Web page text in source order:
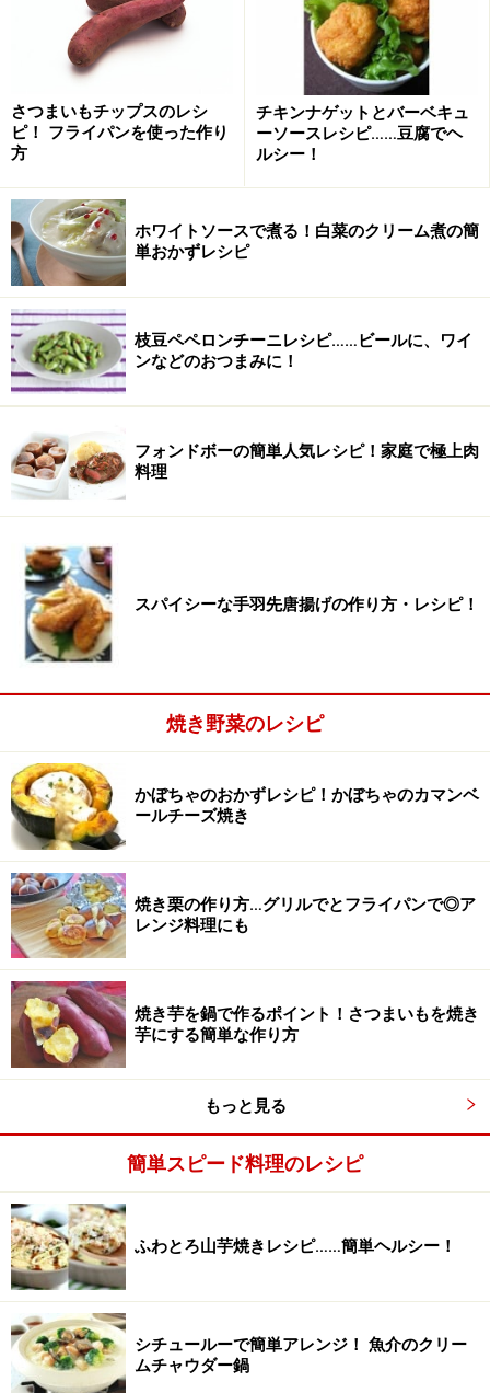
※チーズはすりおろしたパルミジャーノや粉チーズな
ど。※スパイスはブラックペッパーやクミンなど。
ズッキーニののコンビーフグリルの作り
方・手順
コーンビーフグリルの作り方
1
ズッキーニ、なすをスライスする。
ズッキーニ、なすは7～8ミリ幅にスライスします。
2
マヨネーズを混ぜる。
コンビーフにマヨネーズを混ぜます。
コンビーフの脂分が気になる方は、ざるに軽くほぐした
コンビーフをあけ、さっと熱湯をかけ、水気を切ってか
ら使います。
さつまいもチップスのレシ
ピ！ フライパンを使った作り
方
チキンナゲットとバーベキュ
ーソースレシピ……豆腐でヘ
ルシー！
ホワイトソースで煮る！白菜のクリーム煮の簡
単おかずレシピ
枝豆ペペロンチーニレシピ……ビールに、ワイ
ンなどのおつまみに！
フォンドボーの簡単人気レシピ！家庭で極上肉
料理
スパイシーな手羽先唐揚げの作り方・レシピ！
焼き野菜のレシピ
かぼちゃのおかずレシピ！かぼちゃのカマンベ
ールチーズ焼き
焼き栗の作り方…グリルでとフライパンで◎ア
レンジ料理にも
焼き芋を鍋で作るポイント！さつまいもを焼き
芋にする簡単な作り方
もっと見る
簡単スピード料理のレシピ
ふわとろ山芋焼きレシピ……簡単ヘルシー！
シチュールーで簡単アレンジ！ 魚介のクリー
ムチャウダー鍋